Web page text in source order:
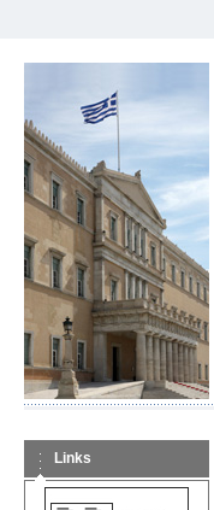
Links